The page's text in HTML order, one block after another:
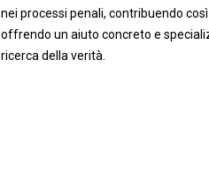
nei processi penali, contribuendo
offrendo un aiuto concreto e
ricerca della verità.